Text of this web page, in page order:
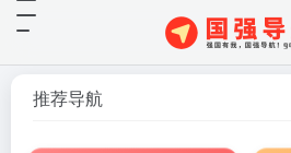
推荐导航